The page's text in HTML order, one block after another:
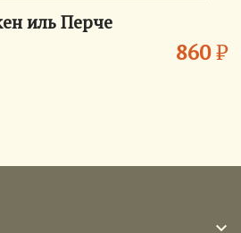
иль Перче
860₽
